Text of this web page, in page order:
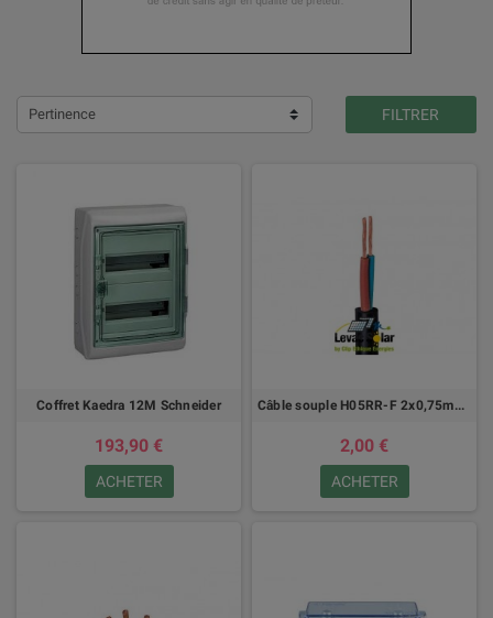
Pertinence FILTRER
Coffret Kaedra 12M Schneider
193,90 €
ACHETER
Câble souple H05RR-F 2x0,75mm² - 1m
2,00 €
ACHETER